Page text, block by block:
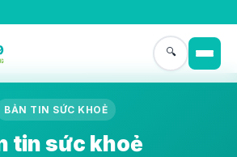
🔍
BẢN TIN SỨC KHOẺ
tin sức khoẻ